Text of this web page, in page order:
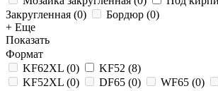
Закругленная (0) Бордюр (0)
+ Еще
Показать
Формат
KF62XL (0) KF52 (8)
KF52XL (0) DF65 (0) WF65 (0)